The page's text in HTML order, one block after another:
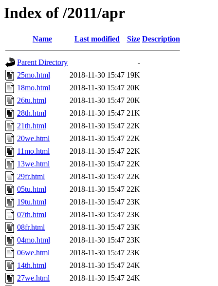
Index of /2011/apr
Name Last modified Size Description
Parent Directory
-
25mo.html
2018-11-30 15:47 19K
18mo.html
2018-11-30 15:47 20K
26tu.html
2018-11-30 15:47 20K
28th.html
2018-11-30 15:47 21K
21th.html
2018-11-30 15:47 22K
20we.html
2018-11-30 15:47 22K
11mo.html
2018-11-30 15:47 22K
13we.html
2018-11-30 15:47 22K
29fr.html
2018-11-30 15:47 22K
05tu.html
2018-11-30 15:47 22K
19tu.html
2018-11-30 15:47 23K
07th.html
2018-11-30 15:47 23K
08fr.html
2018-11-30 15:47 23K
04mo.html
2018-11-30 15:47 23K
06we.html
2018-11-30 15:47 23K
14th.html
2018-11-30 15:47 24K
27we.html
2018-11-30 15:47 24K